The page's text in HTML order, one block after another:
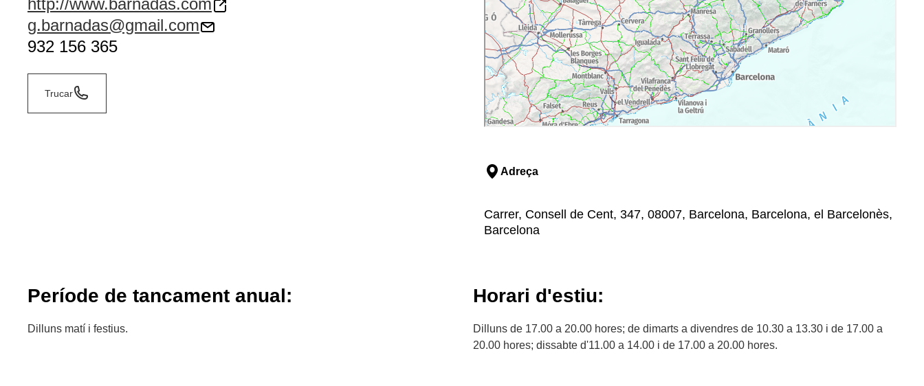
http://www.barnadas.com
g.barnadas@gmail.com
932 156 365
Trucar
Adreça
Carrer, Consell de Cent, 347, 08007, Barcelona, Barcelona, el Barcelonès,
Barcelona
Període de tancament anual:
Dilluns matí i festius.
Horari d'estiu:
Dilluns de 17.00 a 20.00 hores; de dimarts a divendres de 10.30 a 13.30 i de 17.00 a
20.00 hores; dissabte d'11.00 a 14.00 i de 17.00 a 20.00 hores.